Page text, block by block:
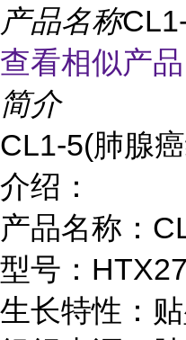
产品名称
查看相似产
简介
CL1-5(肺腺
介绍：
产品名称：
型号：
生长特性：